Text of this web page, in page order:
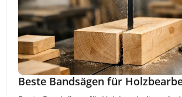
Beste Bandsägen für